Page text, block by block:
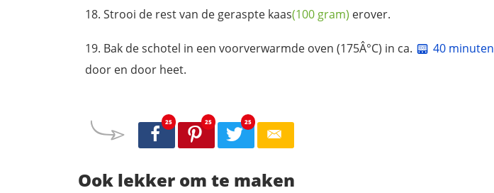
Strooi de rest van de geraspte kaas(100 gram) erover.
Bak de schotel in een voorverwarmde oven (175Â°C) in ca. 40 minuten
door en door heet.
25 25 25
Ook lekker om te maken